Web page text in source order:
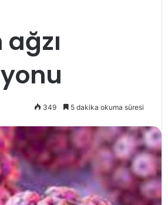
349 5 dakika okuma süresi